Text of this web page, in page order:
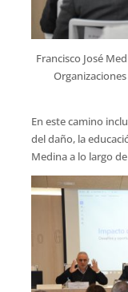
Francisco José
En este camino
del daño, la
Medina a lo largo